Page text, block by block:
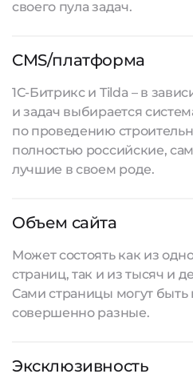
своего пула задач.
CMS/платформа
1С-Битрикс и Tilda – в
и задач выбирается
по проведению
полностью российские,
лучшие в своем роде.
Объем сайта
Может состоять как из
страниц, так и из тысяч и
Сами страницы могут быть
совершенно разные.
Эксклюзивность